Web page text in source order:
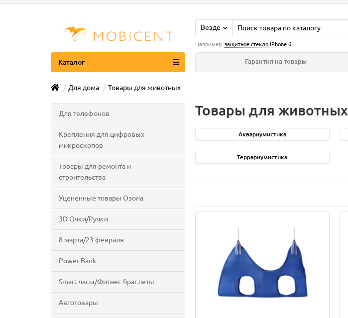
Везде
Например: защитное стекло iPhone 6
Гарантия на товары
Каталог
Для дома Товары для животных
Для телефонов
Крепления для цифровых
микроскопов
Товары для ремонта и
строительства
Уцененные товары Озона
3D Очки/Ручки
8 марта/23 февраля
Power Bank
Smart часы/Фитнес браслеты
Автотовары
Товары для животных
Аквариумистика
Террариумистика